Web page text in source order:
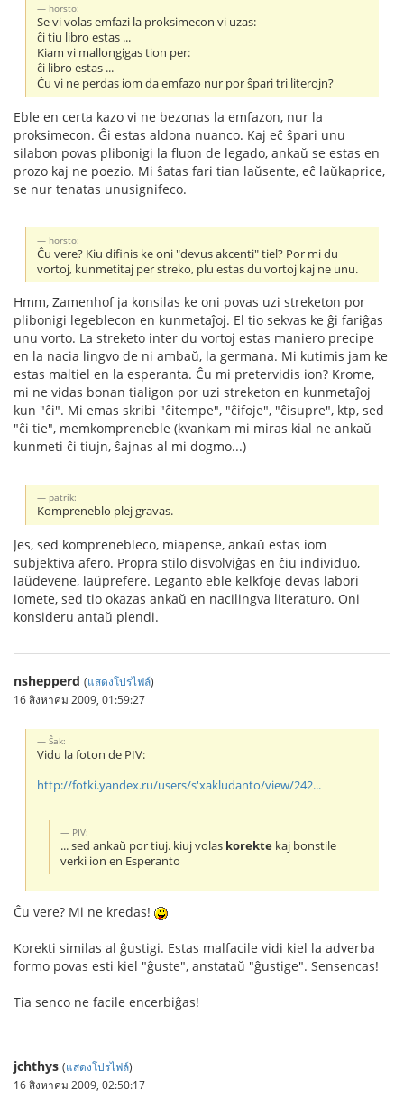
horsto:
Se vi volas emfazi la proksimecon vi uzas:
ĉi tiu libro estas ...
Kiam vi mallongigas tion per:
ĉi libro estas ...
Ĉu vi ne perdas iom da emfazo nur por ŝpari tri literojn?
Eble en certa kazo vi ne bezonas la emfazon, nur la
proksimecon. Ĝi estas aldona nuanco. Kaj eĉ ŝpari unu
silabon povas plibonigi la fluon de legado, ankaŭ se estas en
prozo kaj ne poezio. Mi ŝatas fari tian laŭsente, eĉ laŭkaprice,
se nur tenatas unusignifeco.
horsto:
Ĉu vere? Kiu difinis ke oni "devus akcenti" tiel? Por mi du
vortoj, kunmetitaj per streko, plu estas du vortoj kaj ne unu.
Hmm, Zamenhof ja konsilas ke oni povas uzi streketon por
plibonigi legeblecon en kunmetaĵoj. El tio sekvas ke ĝi fariĝas
unu vorto. La streketo inter du vortoj estas maniero precipe
en la nacia lingvo de ni ambaŭ, la germana. Mi kutimis jam ke
estas maltiel en la esperanta. Ĉu mi pretervidis ion? Krome,
mi ne vidas bonan tialigon por uzi streketon en kunmetaĵoj
kun "ĉi". Mi emas skribi "ĉitempe", "ĉifoje", "ĉisupre", ktp, sed
"ĉi tie", memkompreneble (kvankam mi miras kial ne ankaŭ
kunmeti ĉi tiujn, ŝajnas al mi dogmo...)
patrik:
Kompreneblo plej gravas.
Jes, sed komprenebleco, miapense, ankaŭ estas iom
subjektiva afero. Propra stilo disvolviĝas en ĉiu individuo,
laŭdevene, laŭprefere. Leganto eble kelkfoje devas labori
iomete, sed tio okazas ankaŭ en nacilingva literaturo. Oni
konsideru antaŭ plendi.
nshepperd (แสดงโปรไฟล์)
16 สิงหาคม 2009, 01:59:27
Ŝak:
Vidu la foton de PIV:
http://fotki.yandex.ru/users/s'xakludanto/view/242...
PIV:
... sed ankaŭ por tiuj. kiuj volas korekte kaj bonstile
verki ion en Esperanto
Ĉu vere? Mi ne kredas!
Korekti similas al ĝustigi. Estas malfacile vidi kiel la adverba
formo povas esti kiel "ĝuste", anstataŭ "ĝustige". Sensencas!
Tia senco ne facile encerbiĝas!
jchthys (แสดงโปรไฟล์)
16 สิงหาคม 2009, 02:50:17